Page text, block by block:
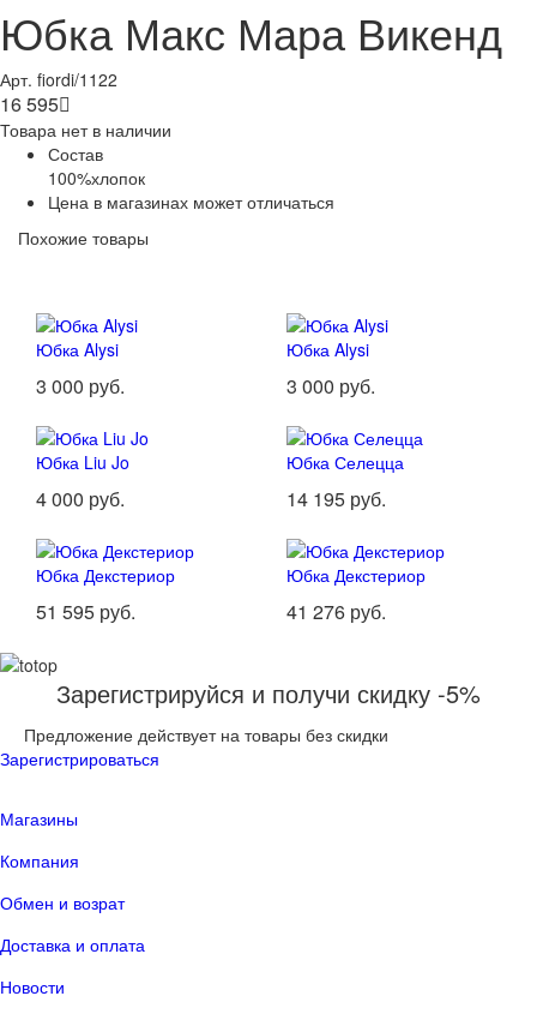
Юбка Макс Мара Викенд
Арт. fiordi/1122
16 595
Товара нет в наличии
Состав
100%хлопок
Цена в магазинах может отличаться
Похожие товары
Юбка Alysi
3 000 руб.
Юбка Alysi
3 000 руб.
Юбка Liu Jo
4 000 руб.
Юбка Селецца
14 195 руб.
Юбка Декстериор
51 595 руб.
Юбка Декстериор
41 276 руб.
Зарегистрируйся и получи скидку -5%
Предложение действует на товары без скидки
Зарегистрироваться
Магазины
Компания
Обмен и возрат
Доставка и оплата
Новости